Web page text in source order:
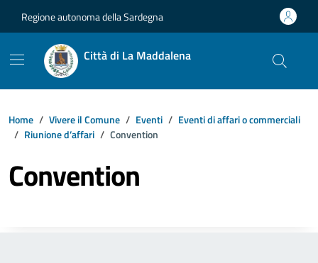
Regione autonoma della Sardegna
Città di La Maddalena
Home Vivere il Comune Eventi
Eventi di affari o commerciali
Riunione d’affari
Convention
Convention